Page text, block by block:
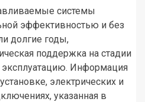
системы
эффективностью и без
долгие годы,
поддержка на стадии
эксплуатацию. Информация
электрических и
указанная в